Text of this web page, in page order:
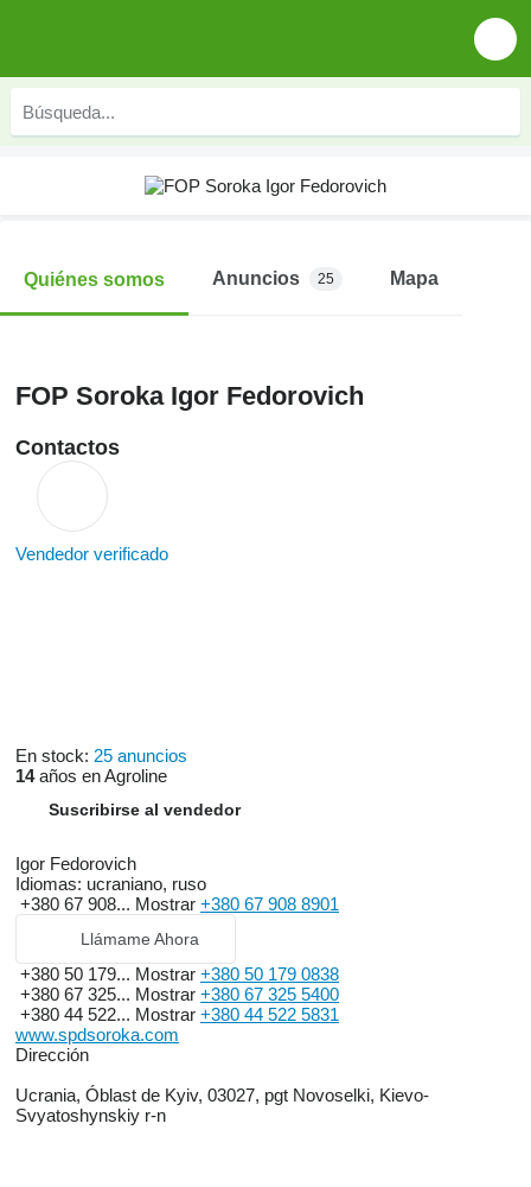
Quiénes somos Anuncios 25 Mapa
FOP Soroka Igor Fedorovich
Contactos
Vendedor verificado
En stock: 25 anuncios
14años en Agroline
Suscribirse al vendedor
Igor Fedorovich
Idiomas: ucraniano, ruso
+380 67 908... Mostrar +380 67 908 8901
Llámame Ahora
+380 50 179... Mostrar +380 50 179 0838
+380 67 325... Mostrar +380 67 325 5400
+380 44 522... Mostrar +380 44 522 5831
www.spdsoroka.com
Dirección
Ucrania, Óblast de Kyiv, 03027, pgt Novoselki, Kievo-
Svyatoshynskiy r-n